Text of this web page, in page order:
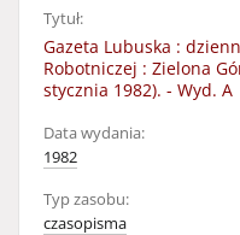
Tytuł:
Gazeta Lubuska :
Robotniczej : Zielona
stycznia 1982). - Wyd. A
Data wydania:
1982
Typ zasobu:
czasopisma